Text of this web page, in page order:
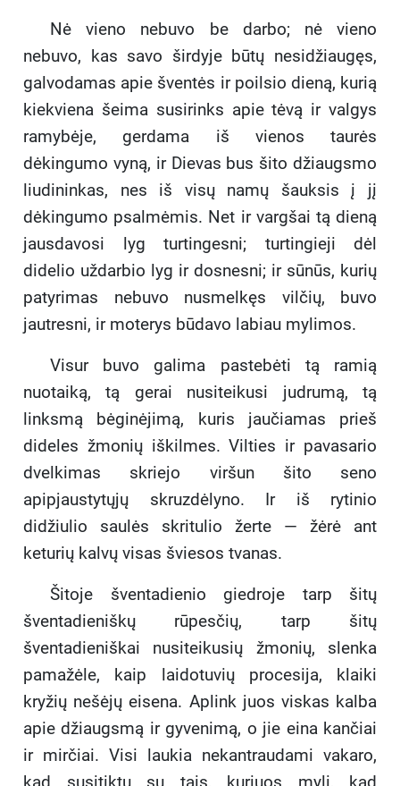
Nė vieno nebuvo be darbo; nė vieno
nebuvo, kas savo širdyje būtų nesidžiaugęs,
galvodamas apie šventės ir poilsio dieną, kurią
kiekviena šeima susirinks apie tėvą ir valgys
ramybėje, gerdama iš vienos taurės
dėkingumo vyną, ir Dievas bus šito džiaugsmo
liudininkas, nes iš visų namų šauksis į jį
dėkingumo psalmėmis. Net ir vargšai tą dieną
jausdavosi lyg turtingesni; turtingieji dėl
didelio uždarbio lyg ir dosnesni; ir sūnūs, kurių
patyrimas nebuvo nusmelkęs vilčių, buvo
jautresni, ir moterys būdavo labiau mylimos.
Visur buvo galima pastebėti tą ramią
nuotaiką, tą gerai nusiteikusi judrumą, tą
linksmą bėginėjimą, kuris jaučiamas prieš
dideles žmonių iškilmes. Vilties ir pavasario
dvelkimas skriejo viršun šito seno
apipjaustytųjų skruzdėlyno. Ir iš rytinio
didžiulio saulės skritulio žerte — žėrė ant
keturių kalvų visas šviesos tvanas.
Šitoje šventadienio giedroje tarp šitų
šventadieniškų rūpesčių, tarp šitų
šventadieniškai nusiteikusių žmonių, slenka
pamažėle, kaip laidotuvių procesija, klaiki
kryžių nešėjų eisena. Aplink juos viskas kalba
apie džiaugsmą ir gyvenimą, o jie eina kančiai
ir mirčiai. Visi laukia nekantraudami vakaro,